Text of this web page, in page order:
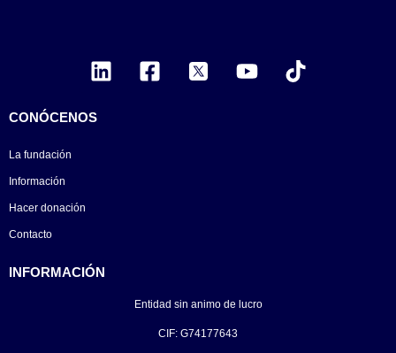
CONÓCENOS
La fundación
Información
Hacer donación
Contacto
INFORMACIÓN
Entidad sin animo de lucro
CIF: G74177643